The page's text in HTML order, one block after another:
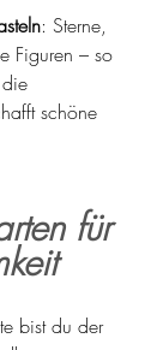
: Sterne,
Figuren – so
schöne
für
bist du der